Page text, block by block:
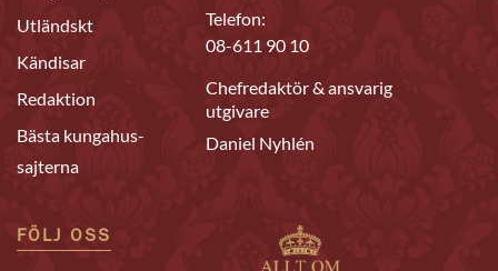
Utländskt
Kändisar
Redaktion
Bästa kungahus-
sajterna
Telefon:
08-611 90 10
Chefredaktör & ansvarig
utgivare
Daniel Nyhlén
FÖLJ OSS